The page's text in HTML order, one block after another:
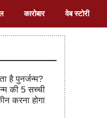
कारोबार वेब स्टोरी
है पुनर्जन्म?
की 5 सच्ची
करना होगा